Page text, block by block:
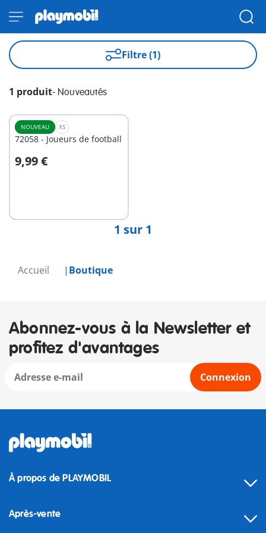
Accueil Boutique
Filtre (1)
1 produit- Nouveautés
NOUVEAU XS
72058 - Joueurs de football
9,99 €
Au panier
1 sur 1
Abonnez-vous à la Newsletter et
profitez d'avantages
Connexion
À propos de PLAYMOBIL
Après-vente